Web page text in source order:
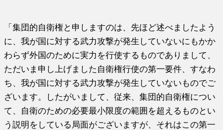
「集団的自衛権と申しますのは、先ほど述べましたよう
に、我が国に対する武力攻撃が発生していないにもかか
わらず外国のために実力を行使するものでありまして、
ただいま申し上げました自衛権行使の第一要件、すなわ
ち、我が国に対する武力攻撃が発生していないものでご
ざいます。したがいまして、従来、集団的自衛権につい
て、自衛のための必要最小限度の範囲を超えるものとい
う説明をしている局面がございますが、それはこの第一